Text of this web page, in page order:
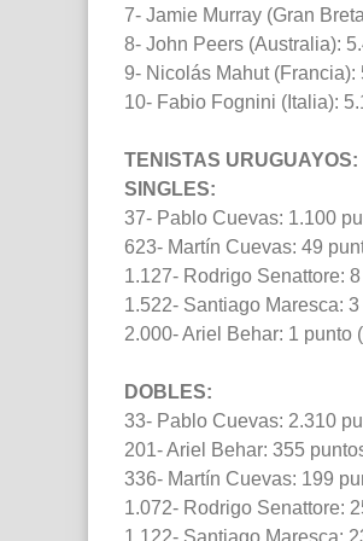
7- Jamie Murray (Gran
8- John Peers (Australia):
9- Nicolás Mahut (Francia):
10- Fabio Fognini (Italia):
TENISTAS URUGUAYOS:
SINGLES:
37- Pablo Cuevas: 1.100
623- Martín Cuevas: 49
1.127- Rodrigo Senattore:
1.522- Santiago Maresca:
2.000- Ariel Behar: 1 punto
DOBLES:
33- Pablo Cuevas: 2.310
201- Ariel Behar: 355
336- Martín Cuevas: 199
1.072- Rodrigo Senattore: